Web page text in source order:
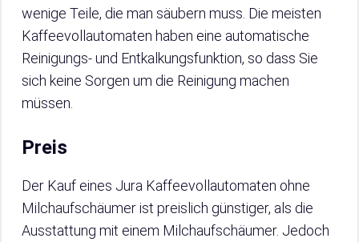
wenige Teile, die man säubern muss. Die meisten
Kaffeevollautomaten haben eine automatische
Reinigungs- und Entkalkungsfunktion, so dass Sie
sich keine Sorgen um die Reinigung machen
müssen.
Preis
Der Kauf eines Jura Kaffeevollautomaten ohne
Milchaufschäumer ist preislich günstiger, als die
Ausstattung mit einem Milchaufschäumer. Jedoch